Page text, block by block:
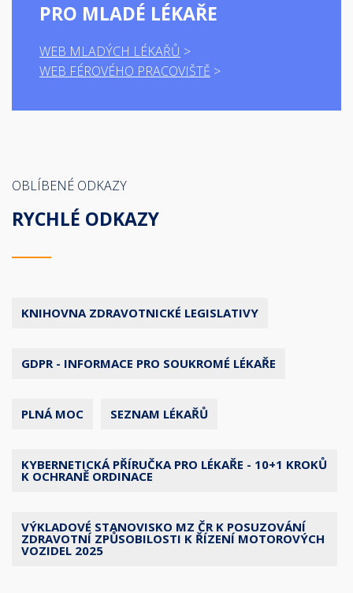
PRO MLADÉ LÉKAŘE
WEB MLADÝCH LÉKAŘŮ
WEB FÉROVÉHO PRACOVIŠTĚ
OBLÍBENÉ ODKAZY
RYCHLÉ ODKAZY
KNIHOVNA ZDRAVOTNICKÉ LEGISLATIVY
GDPR - INFORMACE PRO SOUKROMÉ LÉKAŘE
PLNÁ MOC SEZNAM LÉKAŘŮ
KYBERNETICKÁ PŘÍRUČKA PRO LÉKAŘE - 10+1 KROKŮ
K OCHRANĚ ORDINACE
VÝKLADOVÉ STANOVISKO MZ ČR K POSUZOVÁNÍ
ZDRAVOTNÍ ZPŮSOBILOSTI K ŘÍZENÍ MOTOROVÝCH
VOZIDEL 2025